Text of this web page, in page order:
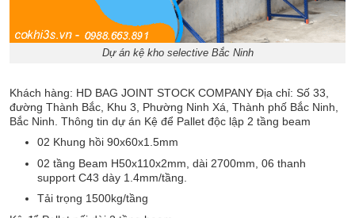
Dự án kệ kho selective Bắc Ninh
Khách hàng: HD BAG JOINT STOCK COMPANY Địa chỉ: Số 33,
đường Thành Bắc, Khu 3, Phường Ninh Xá, Thành phố Bắc Ninh,
Bắc Ninh. Thông tin dự án Kệ để Pallet độc lập 2 tầng beam
02 Khung hồi 90x60x1.5mm
02 tầng Beam H50x110x2mm, dài 2700mm, 06 thanh
support C43 dày 1.4mm/tầng.
Tải trọng 1500kg/tầng